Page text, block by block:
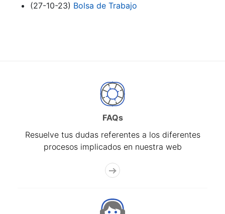
(27-10-23) Bolsa de Trabajo
FAQs
Resuelve tus dudas referentes a los diferentes
procesos implicados en nuestra web